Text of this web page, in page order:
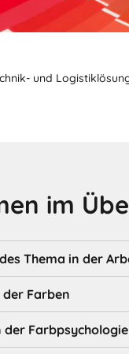
und
im
Thema in der
der Farben
der Farbpsychologie